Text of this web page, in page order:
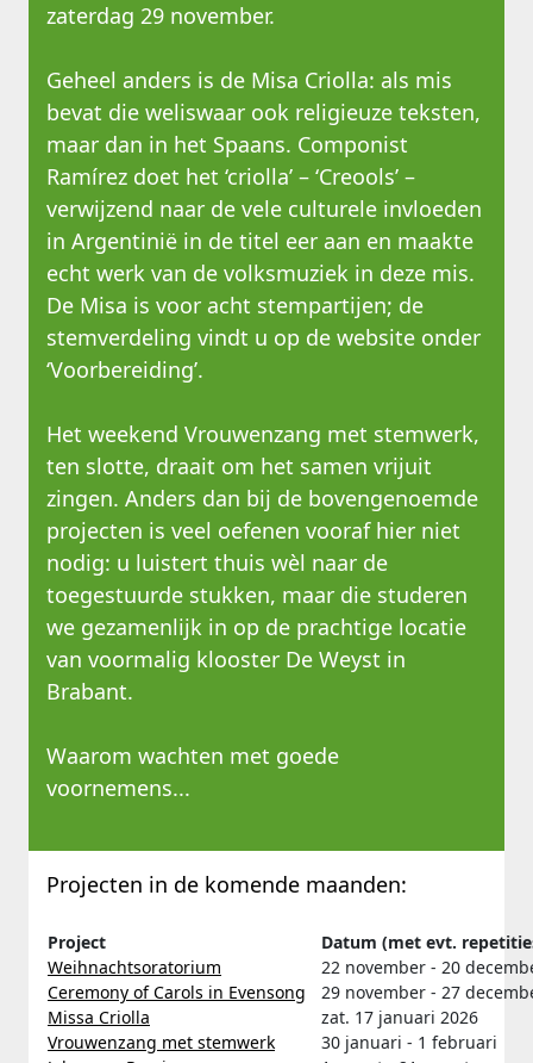
zaterdag 29 november.
Geheel anders is de Misa Criolla: als mis
bevat die weliswaar ook religieuze teksten,
maar dan in het Spaans. Componist
Ramírez doet het ‘criolla’ – ‘Creools’ –
verwijzend naar de vele culturele invloeden
in Argentinië in de titel eer aan en maakte
echt werk van de volksmuziek in deze mis.
De Misa is voor acht stempartijen; de
stemverdeling vindt u op de website onder
‘Voorbereiding’.
Het weekend Vrouwenzang met stemwerk,
ten slotte, draait om het samen vrijuit
zingen. Anders dan bij de bovengenoemde
projecten is veel oefenen vooraf hier niet
nodig: u luistert thuis wèl naar de
toegestuurde stukken, maar die studeren
we gezamenlijk in op de prachtige locatie
van voormalig klooster De Weyst in
Brabant.
Waarom wachten met goede
voornemens...
Projecten in de komende maanden:
Project
Datum (met evt.
Weihnachtsoratorium
22 november - 20
Ceremony of Carols in Evensong
29 november - 27
Missa Criolla
zat. 17 januari 2026
Vrouwenzang met stemwerk
30 januari - 1 februari